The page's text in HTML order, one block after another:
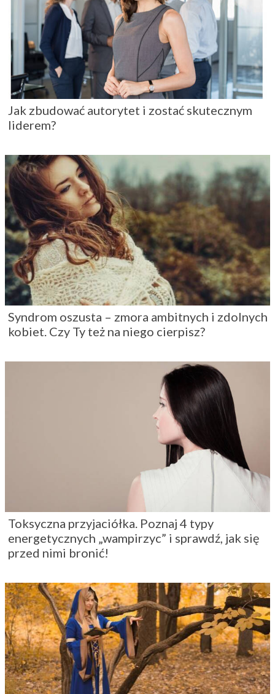
Jak zbudować autorytet i zostać skutecznym
liderem?
Syndrom oszusta – zmora ambitnych i zdolnych
kobiet. Czy Ty też na niego cierpisz?
Toksyczna przyjaciółka. Poznaj 4 typy
energetycznych „wampirzyc” i sprawdź, jak się
przed nimi bronić!